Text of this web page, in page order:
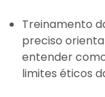
Treinamento
preciso
entender
limites éticos